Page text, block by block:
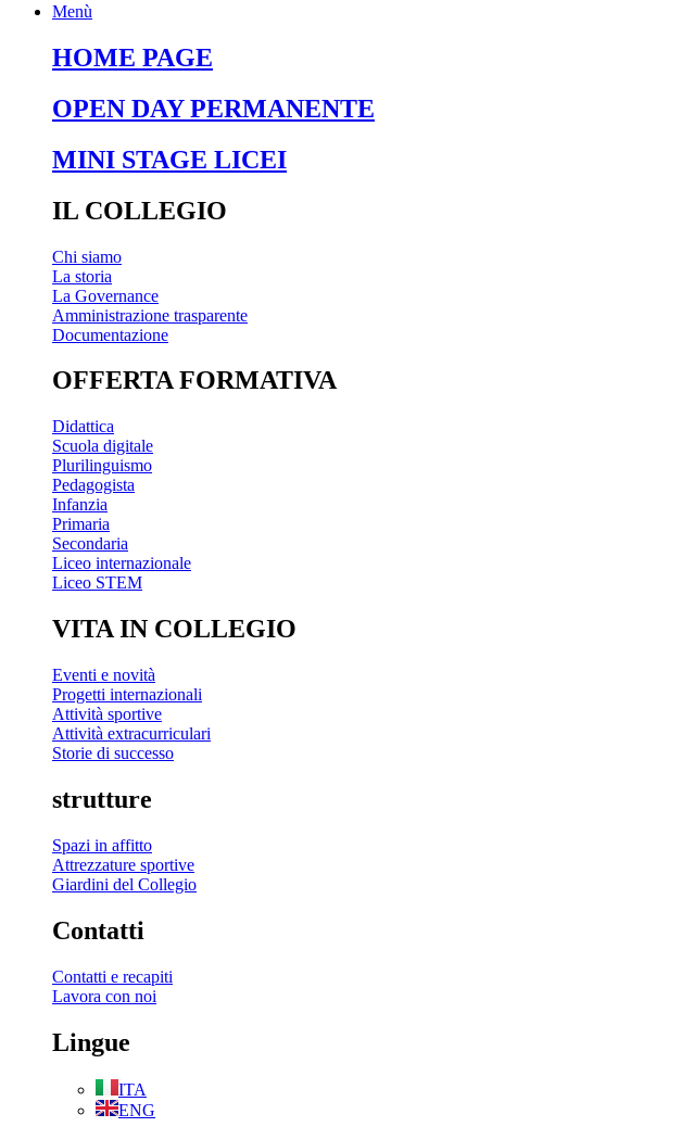
Menù
HOME PAGE
OPEN DAY PERMANENTE
MINI STAGE LICEI
IL COLLEGIO
Chi siamo
La storia
La Governance
Amministrazione trasparente
Documentazione
OFFERTA FORMATIVA
Didattica
Scuola digitale
Plurilinguismo
Pedagogista
Infanzia
Primaria
Secondaria
Liceo internazionale
Liceo STEM
VITA IN COLLEGIO
Eventi e novità
Progetti internazionali
Attività sportive
Attività extracurriculari
Storie di successo
strutture
Spazi in affitto
Attrezzature sportive
Giardini del Collegio
Contatti
Contatti e recapiti
Lavora con noi
Lingue
ITA
ENG